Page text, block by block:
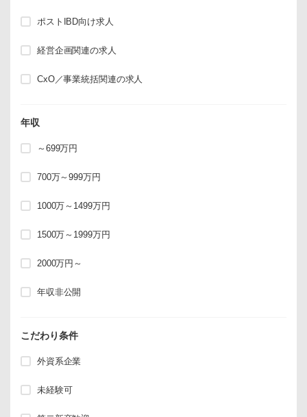
ポストIBD向け求人
経営企画関連の求人
CxO／事業統括関連の求人
年収
～699万円
700万～999万円
1000万～1499万円
1500万～1999万円
2000万円～
年収非公開
こだわり条件
外資系企業
未経験可